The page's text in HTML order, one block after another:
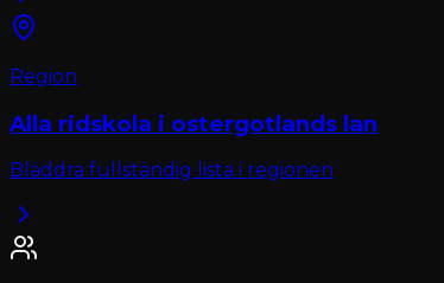
Region
Alla ridskola i ostergotlands lan
Bläddra fullständig lista i regionen